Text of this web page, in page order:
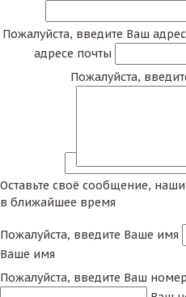
Пожалуйста, введите Ваш
адресе почты
Пожалуйста,
Оставьте своё сообщение,
в ближайшее время
Пожалуйста, введите Ваше имя
Ваше имя
Пожалуйста, введите Ваш